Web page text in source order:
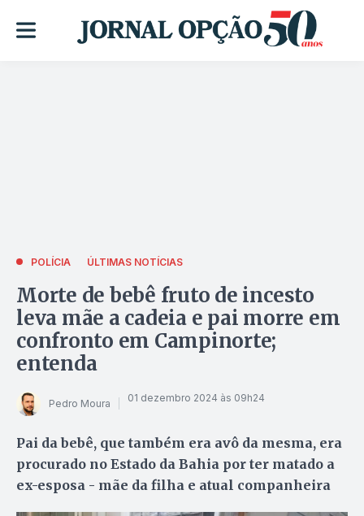
POLÍCIA ÚLTIMAS NOTÍCIAS
Morte de bebê fruto de incesto
leva mãe a cadeia e pai morre em
confronto em Campinorte;
entenda
Pedro Moura 01 dezembro 2024 às 09h24
Pai da bebê, que também era avô da mesma, era
procurado no Estado da Bahia por ter matado a
ex-esposa - mãe da filha e atual companheira